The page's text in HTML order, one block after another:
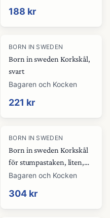
188 kr
BORN IN SWEDEN
Born in sweden Korkskål,
svart
Bagaren och Kocken
221 kr
BORN IN SWEDEN
Born in sweden Korkskål
för stumpastaken, liten,
svart
Bagaren och Kocken
304 kr